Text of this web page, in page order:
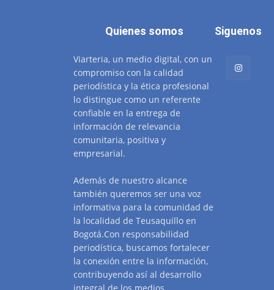
Quienes somos
Viarteria, un medio digital, con un
compromiso con la calidad
periodística y la ética profesional
lo distingue como un referente
confiable en la entrega de
información de relevancia
comunitaria, positiva y
empresarial.
Además de nuestro alcance
también queremos ser una voz
informativa para la comunidad de
la localidad de Teusaquillo en
Bogotá.Con responsabilidad
periodística, buscamos fortalecer
la conexión entre la información,
contribuyendo así al desarrollo
Siguenos